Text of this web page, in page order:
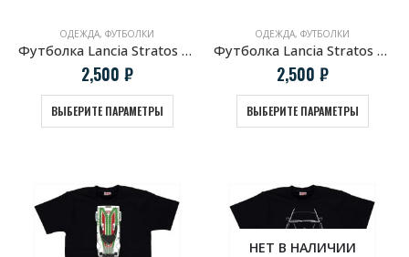
ОДЕЖДА, ФУТБОЛКИ
Футболка Lancia Stratos HF белая
2,500 ₽
ВЫБЕРИТЕ ПАРАМЕТРЫ
ОДЕЖДА, ФУТБОЛКИ
Футболка Lancia Stratos HF клубы дыма
2,500 ₽
ВЫБЕРИТЕ ПАРАМЕТРЫ
НЕТ В НАЛИЧИИ